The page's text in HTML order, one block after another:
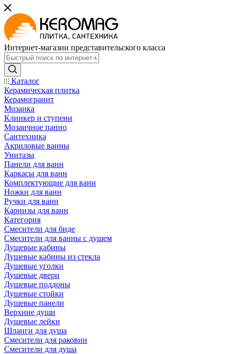
Интернет-магазин представительского класса
Каталог
Керамическая плитка
Керамогранит
Мозаика
Клинкер и ступени
Мозаичное панно
Сантехника
Акриловые ванны
Унитазы
Панели для ванн
Каркасы для ванн
Комплектующие для ванн
Ножки для ванн
Ручки для ванн
Карнизы для ванн
Категория
Смесители для биде
Смесители для ванны с душем
Душевые кабины
Душевые кабины из стекла
Душевые уголки
Душевые двери
Душевые поддоны
Душевые стойки
Душевые панели
Верхние души
Душевые лейки
Шланги для душа
Смесители для раковин
Смесители для душа